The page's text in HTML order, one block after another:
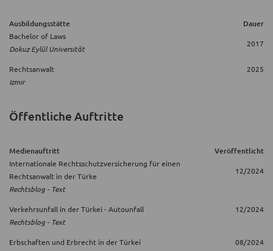
Ausbildungsstätte Dauer
Bachelor of Laws
Dokuz Eylül Universität
2017
Rechtsanwalt
Izmir
2025
Öffentliche Auftritte
Medienauftritt Veröffentlicht
Internationale Rechtsschutzversicherung für einen
Rechtsanwalt in der Türke
Rechtsblog - Text
12/2024
Verkehrsunfall in der Türkei - Autounfall
Rechtsblog - Text
12/2024
Erbschaften und Erbrecht in der Türkei
08/2024